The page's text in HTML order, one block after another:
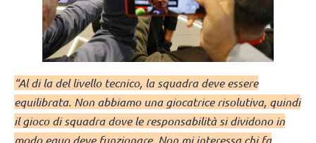
“Al di la del livello tecnico, la squadra deve essere
equilibrata. Non abbiamo una giocatrice risolutiva, quindi
il gioco di squadra dove le responsabilità si dividono in
modo equo deve funzionare. Non mi interessa chi fa